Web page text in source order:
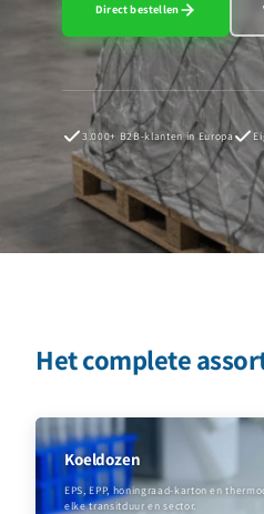
Direct bestellen
3.000+ B2B-klanten in Europa
Het complete
Koeldozen
EPS, EPP, honingraad-karton en
elke transitduur en sector.